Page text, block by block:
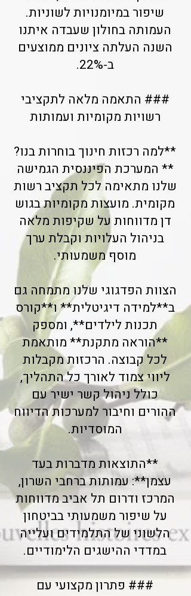
שיפור במיומנויות לשוניות.
העמותה בחולון שעבדה איתנו
השנה העלתה ציונים ממוצעים
ב-22%.
### התאמה מלאה לתקציבי
רשויות מקומיות ועמותות
**למה רכזות חינוך בוחרות בנו?
** המערכת הפיננסית הגמישה
שלנו מתאימה לכל תקציב רשות
מקומית. מועצות מקומיות בגוש
דן מדווחות על שקיפות מלאה
בניהול העלויות וקבלת ערך
מוסף משמעותי.
הצוות הפדגוגי שלנו מתמחה גם
ב**למידה דיגיטלית** ו**קורס
תכנות לילדים**, ומספק
**הוראה מתקנת** מותאמת
לכל קבוצה. הרכזות מקבלות
ליווי צמוד לאורך כל התהליך,
כולל ניהול קשר ישיר עם
ההורים וחיבור למערכות הדיווח
המוסדיות.
**התוצאות מדברות בעד
עצמן**: עמותות ברחבי השרון,
המרכז ודרום תל אביב מדווחות
על שיפור משמעותי בביטחון
הלשוני של התלמידים ועלייה
במדדי ההישגים הלימודיים.
### פתרון מקצועי עם